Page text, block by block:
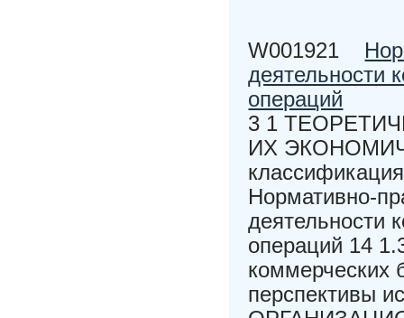
W001921
деятельности
операций
3 1
ИХ
Нормативно-
деятельности
операций 14
коммерческих
перспективы